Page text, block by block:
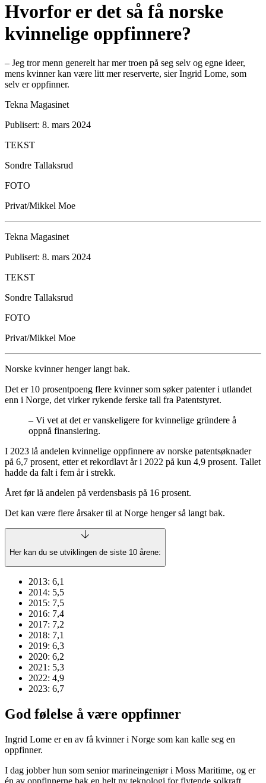
Hvorfor er det så få norske
kvinnelige oppfinnere?
– Jeg tror menn generelt har mer troen på seg selv og egne ideer,
mens kvinner kan være litt mer reserverte, sier Ingrid Lome, som
selv er oppfinner.
Tekna Magasinet
Publisert: 8. mars 2024
TEKST
Sondre Tallaksrud
FOTO
Privat/Mikkel Moe
Tekna Magasinet
Publisert: 8. mars 2024
TEKST
Sondre Tallaksrud
FOTO
Privat/Mikkel Moe
Norske kvinner henger langt bak.
Det er 10 prosentpoeng flere kvinner som søker patenter i utlandet
enn i Norge, det virker rykende ferske tall fra Patentstyret.
– Vi vet at det er vanskeligere for kvinnelige gründere å
oppnå finansiering.
I 2023 lå andelen kvinnelige oppfinnere av norske patentsøknader
på 6,7 prosent, etter et rekordlavt år i 2022 på kun 4,9 prosent. Tallet
hadde da falt i fem år i strekk.
Året før lå andelen på verdensbasis på 16 prosent.
Det kan være flere årsaker til at Norge henger så langt bak.
Her kan du se utviklingen de siste 10 årene:
2013: 6,1
2014: 5,5
2015: 7,5
2016: 7,4
2017: 7,2
2018: 7,1
2019: 6,3
2020: 6,2
2021: 5,3
2022: 4,9
2023: 6,7
God følelse å være oppfinner
Ingrid Lome er en av få kvinner i Norge som kan kalle seg en
oppfinner.
I dag jobber hun som senior marineingeniør i Moss Maritime, og er
én av oppfinnerne bak en helt ny teknologi for flytende solkraft.